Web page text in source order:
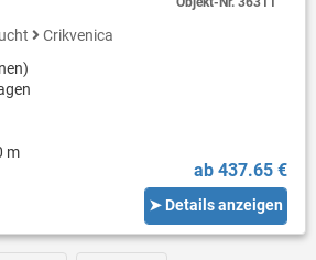
Crikvenica
m
ab 437.65 €
➤ Details anzeigen